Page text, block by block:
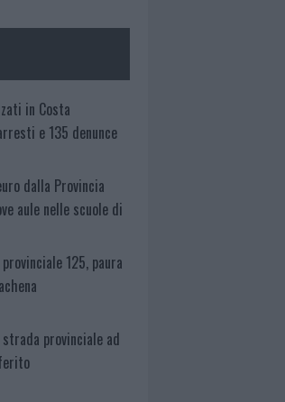
in Costa
e 135 denunce
dalla Provincia
aule nelle scuole di
125, paura
provinciale ad